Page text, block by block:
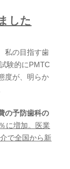
した
私の目指す歯
験的にPMTC
度が、明らか
の予防歯科の
に増加。医業
で全国から新